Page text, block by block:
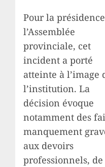
Pour la
l’Assemblée
provinciale, cet
incident a porté
atteinte à l’image
l’institution. La
décision évoque
notamment des
manquement
aux devoirs
professionnels, de